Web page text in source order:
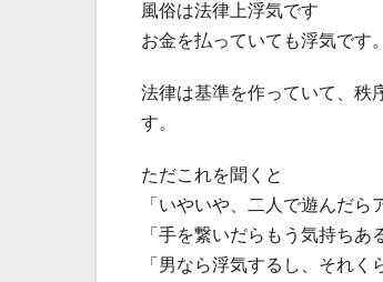
風俗は法律上浮気です
お金を払っていても浮気です。
法律は基準を作っていて、秩
す。
ただこれを聞くと
「いやいや、二人で遊んだら
「手を繋いだらもう気持ちあ
「男なら浮気するし、それ